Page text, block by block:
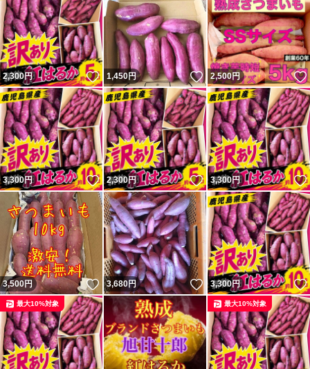
2,300円 いいね！
1,450円 いいね！
2,500円
3,300円 いいね！
2,300円 いいね！
3,300円
3,500円 いいね！
3,680円 いいね！
3,300円
最大10%対象 最大10%対象